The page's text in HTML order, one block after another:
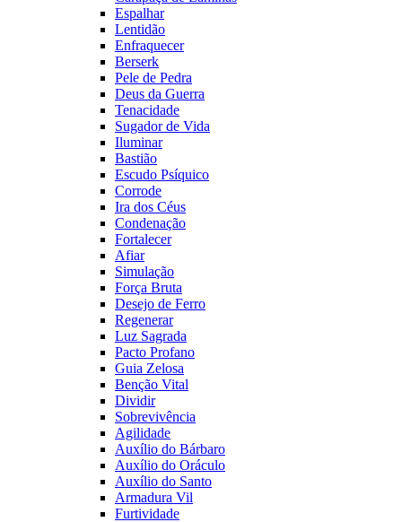
Espalhar
Lentidão
Enfraquecer
Berserk
Pele de Pedra
Deus da Guerra
Tenacidade
Sugador de Vida
Iluminar
Bastião
Escudo Psíquico
Corrode
Ira dos Céus
Condenação
Fortalecer
Afiar
Simulação
Força Bruta
Desejo de Ferro
Regenerar
Luz Sagrada
Pacto Profano
Guia Zelosa
Benção Vital
Dividir
Sobrevivência
Agilidade
Auxílio do Bárbaro
Auxílio do Oráculo
Auxílio do Santo
Armadura Vil
Furtividade